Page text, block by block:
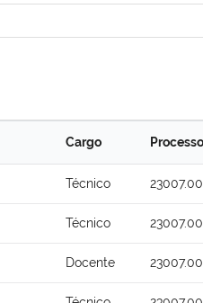
Cargo Processo
Técnico
Técnico
Docente